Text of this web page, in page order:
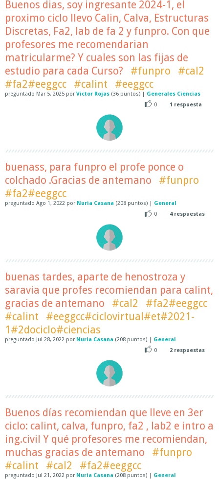
Buenos dias, soy ingresante 2024-1, el
proximo ciclo llevo Calin, Calva, Estructuras
Discretas, Fa2, lab de fa 2 y funpro. Con que
profesores me recomendarian
matricularme? Y cuales son las fijas de
estudio para cada Curso?
#funpro
#cal2
#fa2#eeggcc
#calint #eeggcc
preguntado Mar 5, 2025 por Victor Rojas (36 puntos) | Generales Ciencias
0
1 respuesta
buenass, para funpro el profe ponce o
colchado .Gracias de antemano
#funpro
#fa2#eeggcc
preguntado Ago 1, 2022 por Nuria Casana (208 puntos) | General
0
4respuestas
buenas tardes, aparte de henostroza y
saravia que profes recomiendan para calint,
gracias de antemano
#cal2
#fa2#eeggcc
#calint
#eeggcc#ciclovirtual#et#2021-
1#2dociclo#ciencias
preguntado Jul 28, 2022 por Nuria Casana (208 puntos) | General
0
2 respuestas
Buenos días recomiendan que lleve en 3er
ciclo: calint, calva, funpro, fa2 , lab2 e intro a
ing.civil Y qué profesores me recomiendan,
muchas gracias de antemano
#funpro
#calint
#cal2 #fa2#eeggcc
preguntado Jul 21, 2022 por Nuria Casana (208 puntos) | General